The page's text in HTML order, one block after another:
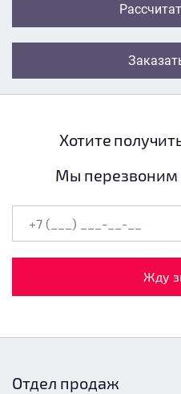
Хотите
Мы перезвоним
Жду
Отдел продаж